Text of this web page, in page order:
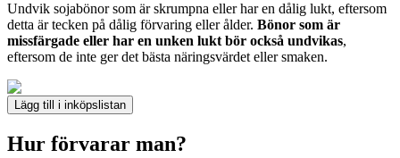
Undvik sojabönor som är skrumpna eller har en dålig lukt, eftersom
detta är tecken på dålig förvaring eller ålder. Bönor som är
missfärgade eller har en unken lukt bör också undvikas,
eftersom de inte ger det bästa näringsvärdet eller smaken.
Lägg till i inköpslistan
Hur förvarar man?